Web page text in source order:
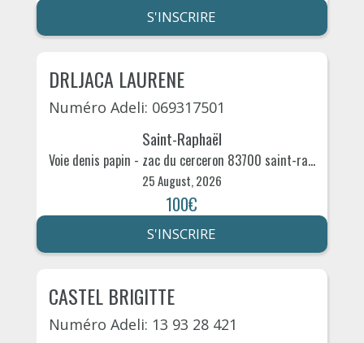
S'INSCRIRE
DRLJACA LAURENE
Numéro Adeli: 069317501
Saint-Raphaël
Voie denis papin - zac du cerceron 83700 saint-raphaËl 9
25 August, 2026
100€
S'INSCRIRE
CASTEL BRIGITTE
Numéro Adeli: 13 93 28 421